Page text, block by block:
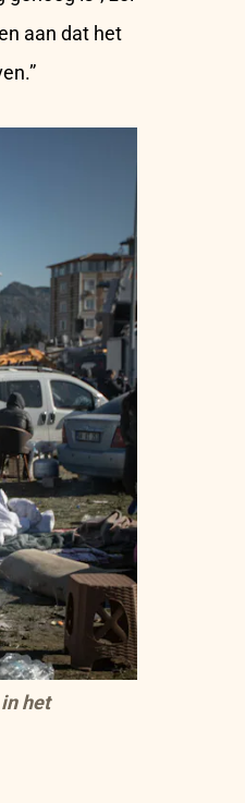
aan dat het
het